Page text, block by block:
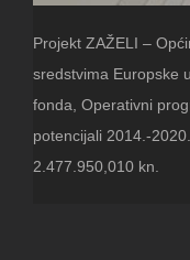
Projekt ZAŽELI –
sredstvima Europske
fonda, Operativni
potencijali 2014.-
2.477.950,010 kn.